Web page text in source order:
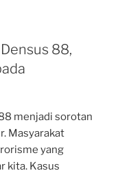
88,
menjadi sorotan
Masyarakat
yang
kita. Kasus